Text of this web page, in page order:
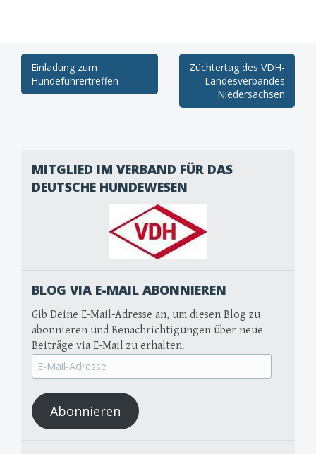
Post
navigation
Einladung zum
Hundeführertreffen
Züchtertag des VDH-
Landesverbandes
Niedersachsen
MITGLIED IM VERBAND FÜR DAS
DEUTSCHE HUNDEWESEN
BLOG VIA E-MAIL ABONNIEREN
Gib Deine E-Mail-Adresse an, um diesen Blog zu
abonnieren und Benachrichtigungen über neue
Beiträge via E-Mail zu erhalten.
E-
Mail-
Adresse
Abonnieren